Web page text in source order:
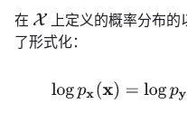
在 X 上定义的概率分布的
了形式化：
log p